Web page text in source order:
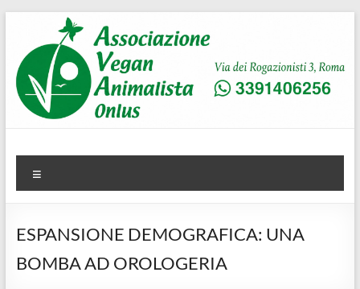
contenuto
AVA
Associazione Vegan Animalista
ESPANSIONE DEMOGRAFICA: UNA
BOMBA AD OROLOGERIA